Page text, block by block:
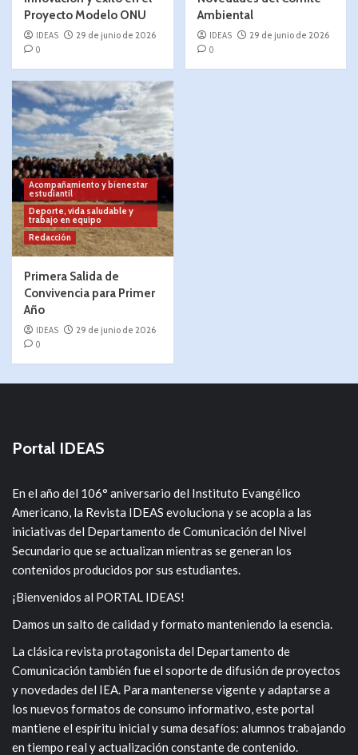
Proyecto Modelo ONU
IDEAS
29 de junio de 2026
0
Ambiental
IDEAS
29 de junio de 2026
0
Acompañamiento y bienestar
estudiantil
Deporte, vida saludable y
trabajo en equipo
Redacción
Primera Salida de
Convivencia para Primer
Año
IDEAS
29 de junio de 2026
0
Portal IDEAS
En el año del 106° aniversario del Instituto Evangélico
Americano, la Revista IDEAS evoluciona y se acopla a las
iniciativas del Departamento de Comunicación del Nivel
Secundario que se actualizan mientras se generan los
contenidos producidos por sus estudiantes.
¡Bienvenidos al PORTAL IDEAS!
Damos un salto de calidad y formato manteniendo la esencia.
La clásica revista protagonista del Departamento de
Comunicación también fue el soporte de difusión de proyectos
y novedades del IEA. Para mantenerse vigente y adaptarse a
los nuevos formatos de consumo informativo, este portal
mantiene el espíritu inicial y suma desafíos: alumnos trabajando
en tiempo real y actualización constante de contenido.